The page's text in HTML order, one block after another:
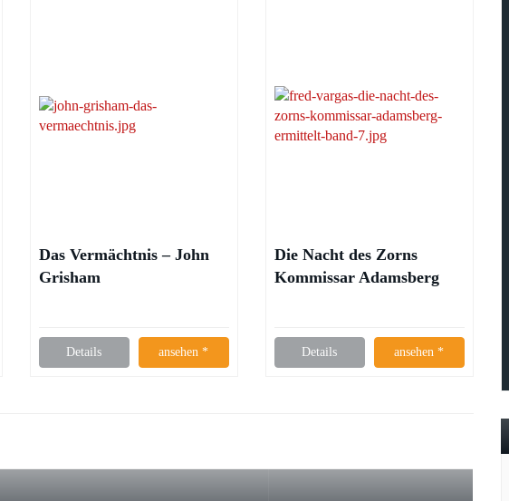
Das Vermächtnis – John
Grisham
Details ansehen *
Die Nacht des Zorns
Kommissar Adamsberg
Details ansehen *